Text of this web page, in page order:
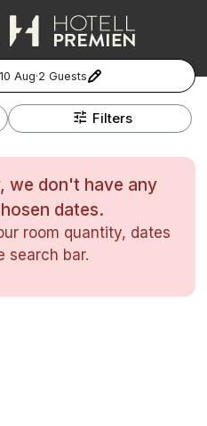
Aug·2 Guests
Filters
we don't have any
dates.
room quantity, dates
search bar.
frågorAllmänna villkor
Manage Preferences